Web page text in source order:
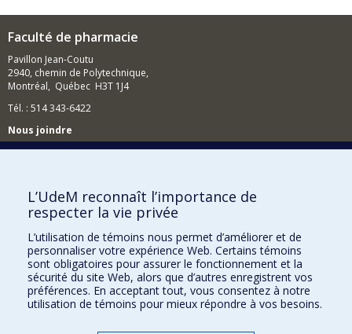
Faculté de pharmacie
Pavillon Jean-Coutu
2940, chemin de Polytechnique,
Montréal, Québec H3T 1J4
Tél. : 514 343-6422
Nous joindre
Nous trouver
Plan du site
Accessibilité
L’UdeM reconnaît l’importance de
respecter la vie privée
L’utilisation de témoins nous permet d’améliorer et de
personnaliser votre expérience Web. Certains témoins
sont obligatoires pour assurer le fonctionnement et la
sécurité du site Web, alors que d’autres enregistrent vos
préférences. En acceptant tout, vous consentez à notre
utilisation de témoins pour mieux répondre à vos besoins.